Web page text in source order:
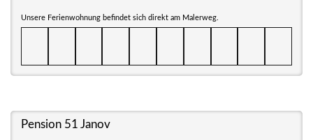
Unsere Ferienwohnung befindet sich direkt am Malerweg.
Pension 51 Janov